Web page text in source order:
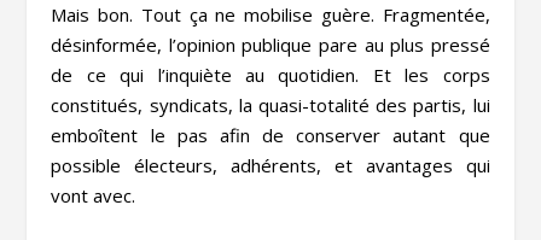
Mais bon. Tout ça ne mobilise guère. Fragmentée,
désinformée, l’opinion publique pare au plus pressé
de ce qui l’inquiète au quotidien. Et les corps
constitués, syndicats, la quasi-totalité des partis, lui
emboîtent le pas afin de conserver autant que
possible électeurs, adhérents, et avantages qui
vont avec.